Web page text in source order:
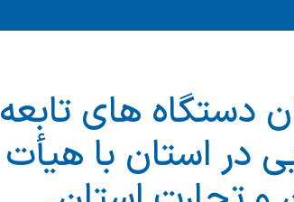
دستگاه های تابعه
در استان با هیأت